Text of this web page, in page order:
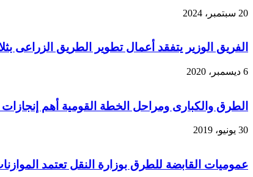
20 سبتمبر، 2024
الفريق الوزير يتفقد أعمال تطوير الطريق الزراعى
6 ديسمبر، 2020
الطرق والكبارى ومراحل الخطة القومية أهم إنجازات
30 يونيو، 2019
عموميات القابضة للطرق بوزارة النقل تعتمد الموازنات